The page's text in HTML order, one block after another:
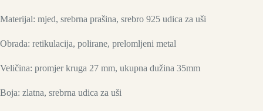
Materijal: mjed, srebrna prašina, srebro 925 udica za uši
Obrada: retikulacija, polirane, prelomljeni metal
Veličina: promjer kruga 27 mm, ukupna dužina 35mm
Boja: zlatna, srebrna udica za uši